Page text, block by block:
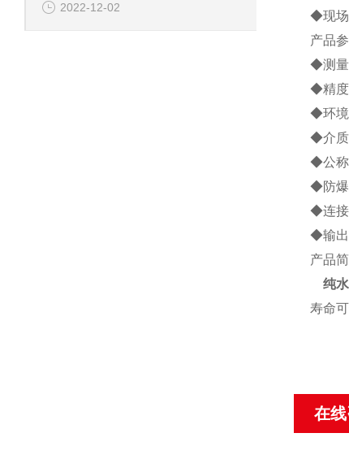
2022-12-02
◆现
产品
◆测量
◆精
◆环
◆介
◆公
◆防
◆连
◆输
产品
纯
寿命
在